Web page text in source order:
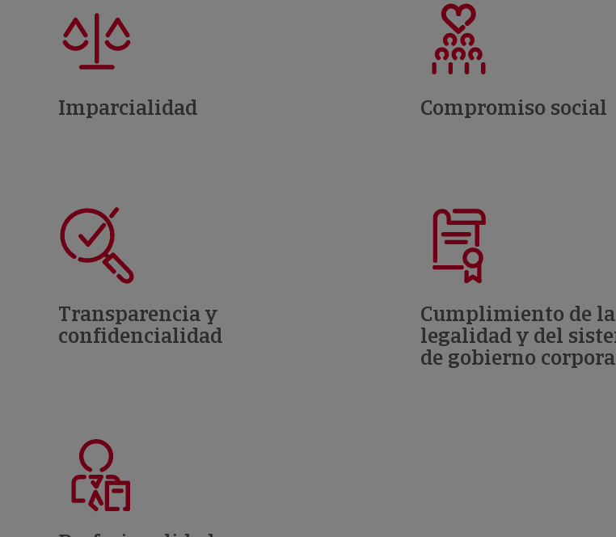
Imparcialidad Compromiso social
Transparencia y
confidencialidad
Cumplimiento de la
legalidad y del
de gobierno